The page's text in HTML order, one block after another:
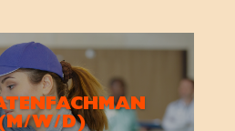
W/D)